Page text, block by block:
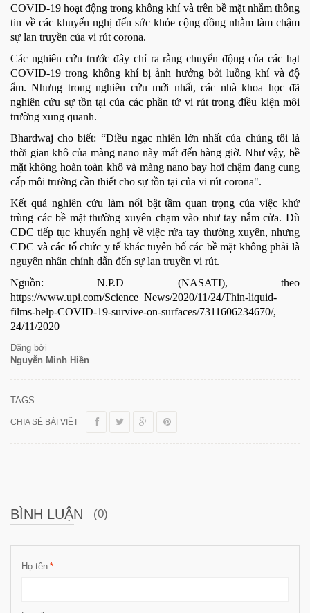
COVID-19 hoạt động trong không khí và trên bề mặt nhằm thông
tin về các khuyến nghị đến sức khỏe cộng đồng nhằm làm chậm
sự lan truyền của vi rút corona.
Các nghiên cứu trước đây chỉ ra rằng chuyển động của các hạt
COVID-19 trong không khí bị ảnh hưởng bởi luồng khí và độ
ẩm. Nhưng trong nghiên cứu mới nhất, các nhà khoa học đã
nghiên cứu sự tồn tại của các phần tử vi rút trong điều kiện môi
trường xung quanh.
Bhardwaj cho biết: “Điều ngạc nhiên lớn nhất của chúng tôi là
thời gian khô của màng nano này mất đến hàng giờ. Như vậy, bề
mặt không hoàn toàn khô và màng nano bay hơi chậm đang cung
cấp môi trường cần thiết cho sự tồn tại của vi rút corona".
Kết quả nghiên cứu làm nổi bật tầm quan trọng của việc khử
trùng các bề mặt thường xuyên chạm vào như tay nắm cửa. Dù
CDC tiếp tục khuyến nghị về việc rửa tay thường xuyên, nhưng
CDC và các tổ chức y tế khác tuyên bố các bề mặt không phải là
nguyên nhân chính dẫn đến sự lan truyền vi rút.
Nguồn: N.P.D (NASATI), theo
https://www.upi.com/Science_News/2020/11/24/Thin-liquid-
films-help-COVID-19-survive-on-surfaces/7311606234670/,
24/11/2020
Đăng bởi
Nguyễn Minh Hiền
TAGS:
CHIA SẺ BÀI VIẾT
BÌNH LUẬN (0)
*
Họ tên